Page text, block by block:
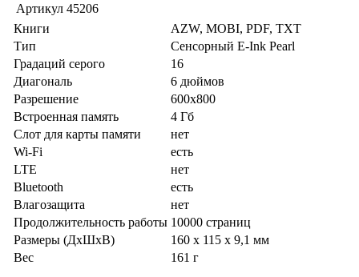
Артикул 45206
Книги
AZW, MOBI, PDF, TXT
Тип
Сенсорный E-Ink Pearl
Градаций серого
16
Диагональ
6 дюймов
Разрешение
600x800
Встроенная память
4 Гб
Слот для карты памяти
нет
Wi-Fi
есть
LTE
нет
Bluetooth
есть
Влагозащита
нет
Продолжительность работы 10000 страниц
Размеры (ДхШхВ)
160 x 115 x 9,1 мм
Вес
161 г